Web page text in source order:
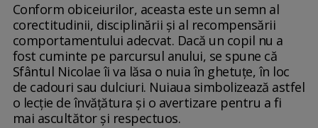
Conform obiceiurilor, aceasta este un semn al
corectitudinii, disciplinării și al recompensării
comportamentului adecvat. Dacă un copil nu a
fost cuminte pe parcursul anului, se spune că
Sfântul Nicolae îi va lăsa o nuia în ghetuțe, în loc
de cadouri sau dulciuri. Nuiaua simbolizează astfel
o lecție de învățătura și o avertizare pentru a fi
mai ascultător și respectuos.